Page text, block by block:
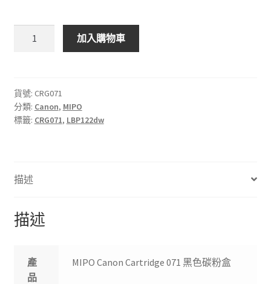
黑
色
碳
量
加入購物車
貨號: CRG071
分類: Canon, MIPO
標籤: CRG071, LBP122dw
描述
描述
產
品
MIPO Canon Cartridge 071 黑色碳粉盒